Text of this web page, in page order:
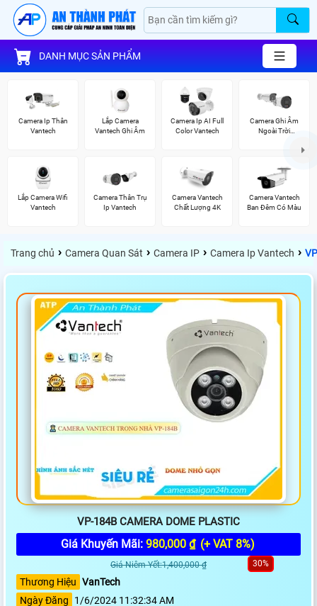
DANH MỤC SẢN PHẨM
Camera Ip Thân
Vantech
Lắp Camera
Vantech Ghi Âm
Camera Ip AI Full
Color Vantech
Camera Ghi Âm
Ngoài Trời
Lắp Camera Wifi
Vantech
Camera Thân Trụ
Ip Vantech
Camera Vantech
Chất Lượng 4K
Camera Vantech
Ban Đêm Có Màu
Trang chủ › Camera Quan Sát › Camera IP › Camera Ip Vantech ›
VP-184B CAMERA DOME PLASTIC
Giá Khuyến Mãi: 980,000 ₫ (+ VAT 8%)
Giá Niêm Yết:1,400,000 ₫ 30%
Thương Hiệu VanTech
Ngày Đăng
1/6/2024 11:32:34 AM